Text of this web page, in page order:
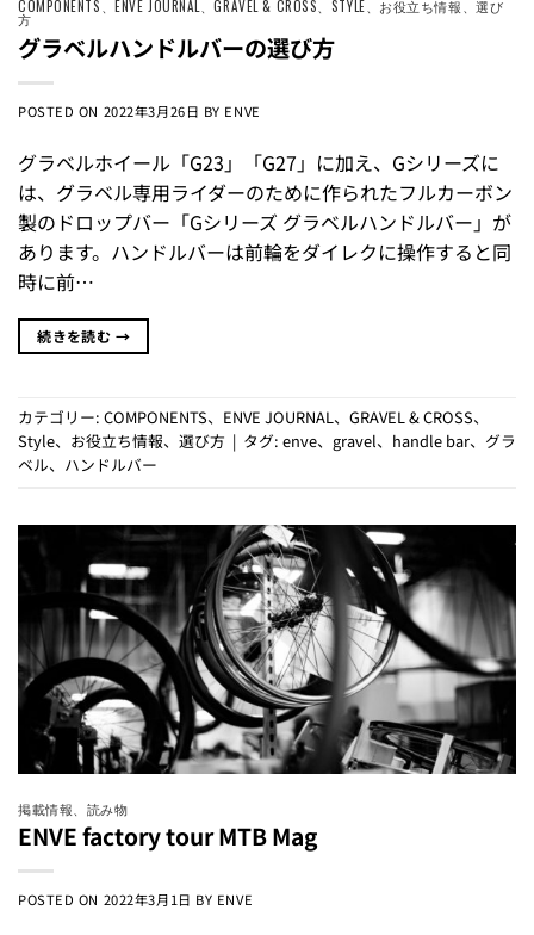
COMPONENTS 、ENVE JOURNAL 、GRAVEL & CROSS STYLE お役立ち情報 、選び
方
グラベルハンドルバーの選び方
POSTED ON 2022年3月26日 BY ENVE
グラベルホイール「G23」「G27」に加え、Gシリーズに
は、グラベル専用ライダーのために作られたフルカーボン
製のドロップバー「Gシリーズ グラベルハンドルバー」が
あります。ハンドルバーは前輪をダイレクに操作すると同
時に前…
続きを読む →
カテゴリー: COMPONENTS、 ENVE JOURNAL、 GRAVEL & CROSS、
Style、 お役立ち情報、 選び方 | タグ: enve、 gravel、 handle bar、 グラ
ベル、 ハンドルバー
掲載情報 読み物
ENVE factory tour MTB Mag
POSTED ON 2022年3月1日 BY ENVE